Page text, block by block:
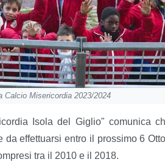
Calcio Misericordia 2023/2024
Isola del Giglio" comunica
da effettuarsi entro il prossimo 6
tra il 2010 e il 2018.